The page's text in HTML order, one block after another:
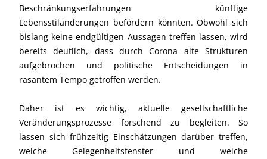
Beschränkungserfahrungen künftige
Lebensstiländerungen befördern könnten. Obwohl sich
bislang keine endgültigen Aussagen treffen lassen, wird
bereits deutlich, dass durch Corona alte Strukturen
aufgebrochen und politische Entscheidungen in
rasantem Tempo getroffen werden.
Daher ist es wichtig, aktuelle gesellschaftliche
Veränderungsprozesse forschend zu begleiten. So
lassen sich frühzeitig Einschätzungen darüber treffen,
welche Gelegenheitsfenster und welche